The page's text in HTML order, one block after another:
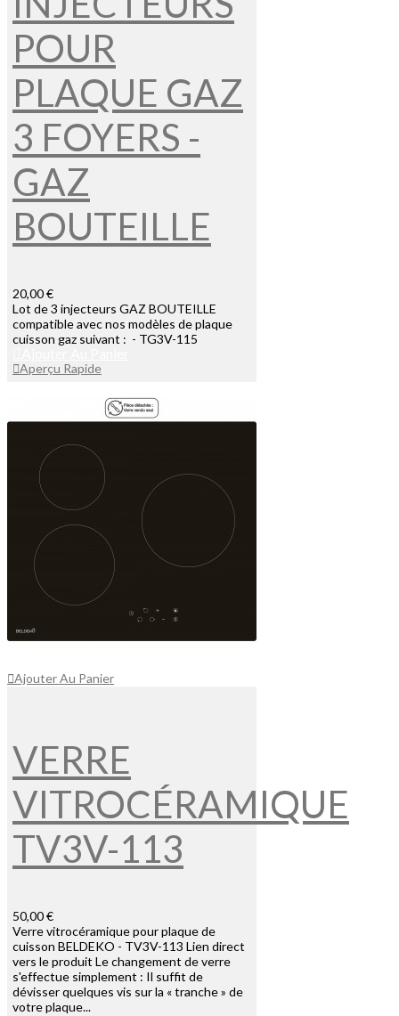
POUR
PLAQUE GAZ
3 FOYERS -
GAZ
BOUTEILLE
20,00 €
Lot de 3 injecteurs GAZ BOUTEILLE
compatible avec nos modèles de plaque
cuisson gaz suivant : - TG3V-115
Aperçu Rapide
Ajouter Au Panier
VERRE
VITROCÉRAMIQUE
TV3V-113
50,00 €
Verre vitrocéramique pour plaque de
cuisson BELDEKO - TV3V-113 Lien direct
vers le produit Le changement de verre
s'effectue simplement : Il suffit de
dévisser quelques vis sur la « tranche » de
votre plaque...